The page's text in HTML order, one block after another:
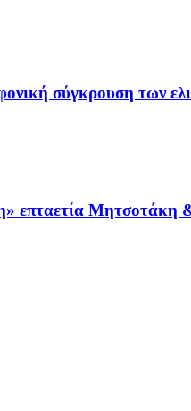
σύγκρουση των
επταετία Μητσοτάκη